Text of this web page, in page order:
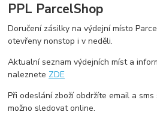
PPL ParcelShop
Doručení zásilky na výdejní místo
otevřeny nonstop i v neděli.
Aktualní seznam výdejních míst a
naleznete ZDE
Při odeslání zboží obdržíte email a
možno sledovat online.